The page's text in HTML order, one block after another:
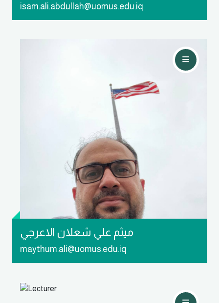
isam.ali.abdullah@uomus.edu.iq
ميثم علي شعلان الاعرجي
maythum.ali@uomus.edu.iq